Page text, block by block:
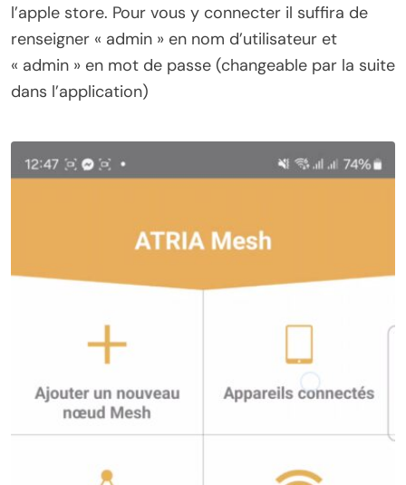
l’apple store. Pour vous y connecter il suffira de
renseigner « admin » en nom d’utilisateur et
« admin » en mot de passe (changeable par la suite
dans l’application)